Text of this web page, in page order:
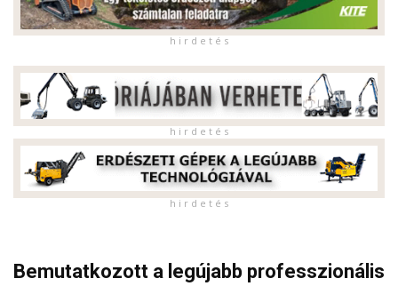
h i r d e t é s
h i r d e t é s
h i r d e t é s
Bemutatkozott a legújabb professzionális